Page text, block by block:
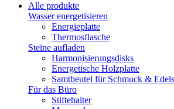
Alle produkte
Wasser energetisieren
Energieplatte​
Thermosflasche
Steine aufladen
Harmonisierungsdisks
Energetische Holzplatte
Samtbeutel für Schmuck &
Für das Büro
Stiftehalter